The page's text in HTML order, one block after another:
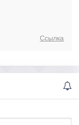
Ссылка